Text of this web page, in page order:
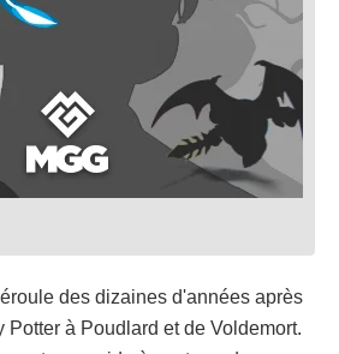
des dizaines d'années après
Potter à Poudlard et de Voldemort.